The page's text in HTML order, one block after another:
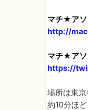
マチ★アソ
http://
マチ★ア
https://
場所は東
約10分ほ